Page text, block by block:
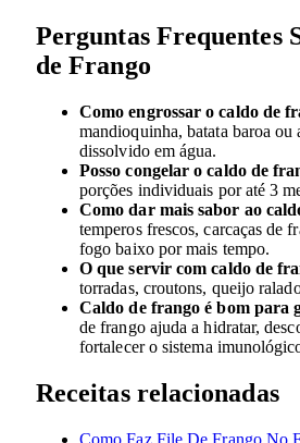
Perguntas Frequentes
de Frango
Como engrossar o caldo de
mandioquinha, batata baroa ou
dissolvido em água.
Posso congelar o caldo de
porções individuais por até 3
Como dar mais sabor ao
temperos frescos, carcaças de
fogo baixo por mais tempo.
O que servir com caldo de
torradas, croutons, queijo
Caldo de frango é bom para
de frango ajuda a hidratar,
fortalecer o sistema
Receitas relacionadas
Como Faz File De Frango No